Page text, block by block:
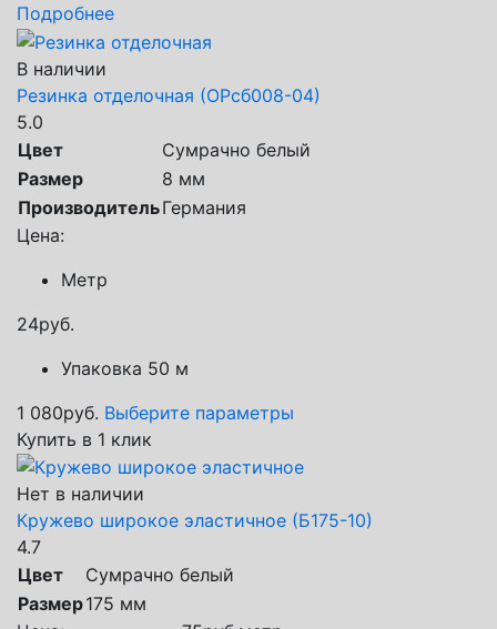
Подробнее
В наличии
Резинка отделочная (ОРсб008-04)
5.0
Цвет
Сумрачно белый
Размер
8 мм
ПроизводительГермания
Цена:
Метр
24руб.
Упаковка 50 м
1 080руб. Выберите параметры
Купить в 1 клик
Нет в наличии
Кружево широкое эластичное (Б175-10)
4.7
Цвет
Сумрачно белый
Размер175 мм